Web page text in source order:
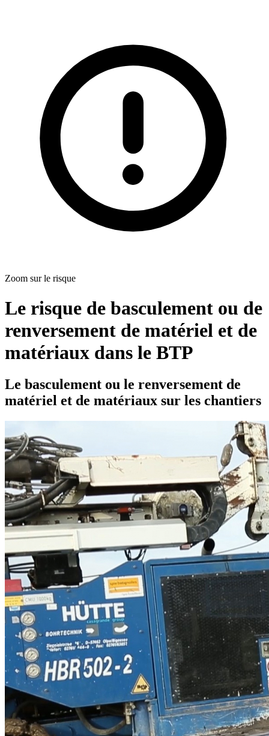
Zoom sur le risque
Le risque de basculement ou de
renversement de matériel et de
matériaux dans le BTP
Le basculement ou le renversement de
matériel et de matériaux sur les chantiers